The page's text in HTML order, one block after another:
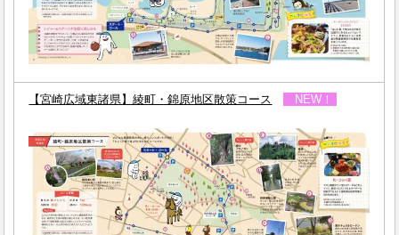
【宮崎広域東諸県】綾町・錦原地区散策コース NEW！